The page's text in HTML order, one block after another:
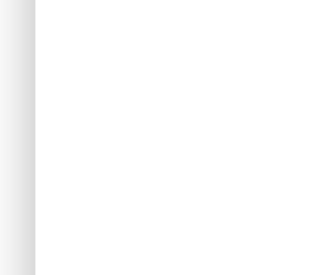
Жизнь генералиссимуса